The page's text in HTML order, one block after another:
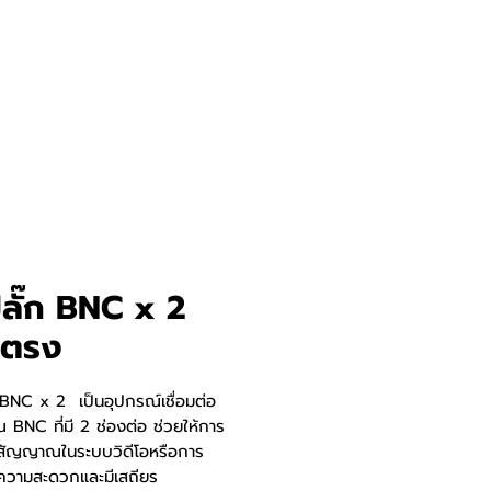
ก BNC x 2
รง
x 2 เป็นอุปกรณ์เชื่อมต่อ
ที่มี 2 ช่องต่อ ช่วยให้การ
ญญาณในระบบวิดีโอหรือการ
ามสะดวกและมีเสถียร